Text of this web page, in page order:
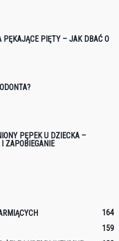
PĘKAJĄCE PIĘTY – JAK DBAĆ O
PĘPEK U DZIECKA –
ZAPOBIEGANIE
164
159